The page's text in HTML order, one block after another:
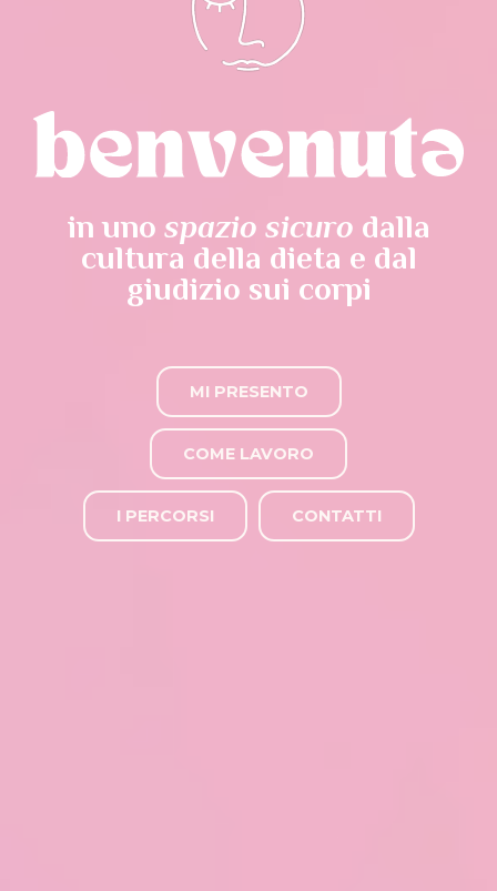
in uno spazio sicuro dalla
cultura della dieta e dal
giudizio sui corpi
MI PRESENTO
COME LAVORO
I PERCORSI CONTATTI